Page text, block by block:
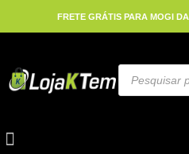
FRETE GRÁTIS PARA MOGI